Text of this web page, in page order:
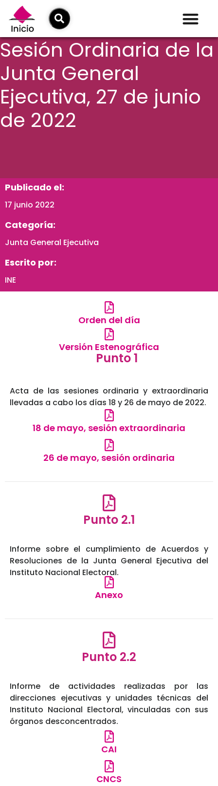
Sesión Ordinaria de la
Junta General
Ejecutiva, 27 de junio
de 2022
Publicado el:
17 junio 2022
Categoría:
Junta General Ejecutiva
Escrito por:
INE
Orden del día
Versión Estenográfica
Punto 1
Acta de las sesiones ordinaria y extraordinaria
llevadas a cabo los días 18 y 26 de mayo de 2022.
18 de mayo, sesión extraordinaria
26 de mayo, sesión ordinaria
Punto 2.1
Informe sobre el cumplimiento de Acuerdos y
Resoluciones de la Junta General Ejecutiva del
Instituto Nacional Electoral.
Anexo
Punto 2.2
Informe de actividades realizadas por las
direcciones ejecutivas y unidades técnicas del
Instituto Nacional Electoral, vinculadas con sus
órganos desconcentrados.
CAI
CNCS